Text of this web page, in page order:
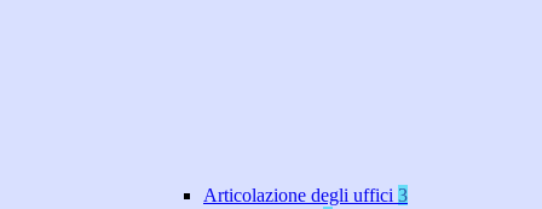
Articolazione degli uffici 3